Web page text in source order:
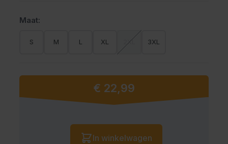
Maat:
S M L XL 2XL 3XL
Vanaf:
€ 22,99
Aantal
In winkelwagen